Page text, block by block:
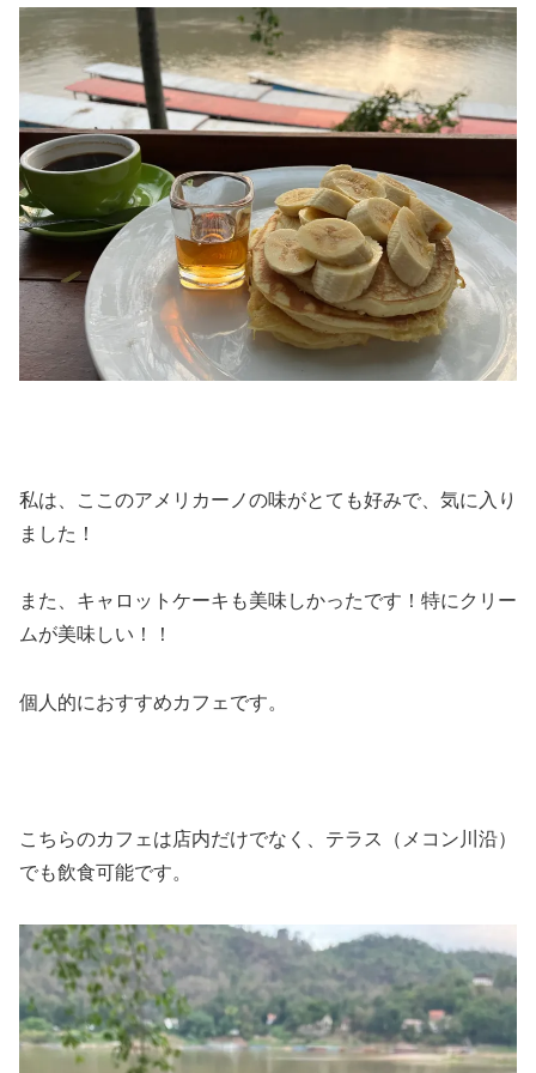
私は、ここのアメリカーノの味がとても好みで、気に入り
ました！
また、キャロットケーキも美味しかったです！特にクリー
ムが美味しい！！
個人的におすすめカフェです。
こちらのカフェは店内だけでなく、テラス（メコン川沿）
でも飲食可能です。